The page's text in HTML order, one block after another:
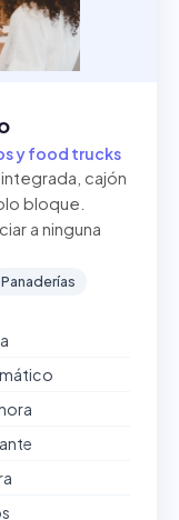
y food trucks
cajón
bloque.
a ninguna
Panaderías